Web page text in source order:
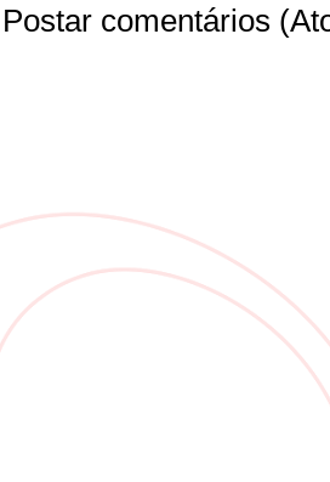
Postar comentários